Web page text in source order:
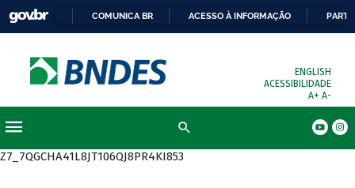
COMUNICA BR ACESSO À INFORMAÇÃO
ENGLISH
ACESSIBILIDADE
A+ A-
Z7_7QGCHA41L8JT106QJ8PR4KI853